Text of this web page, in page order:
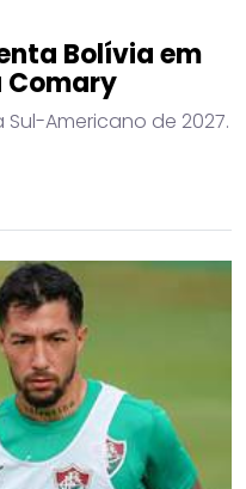
Bolívia em
Comary
Americano de 2027.